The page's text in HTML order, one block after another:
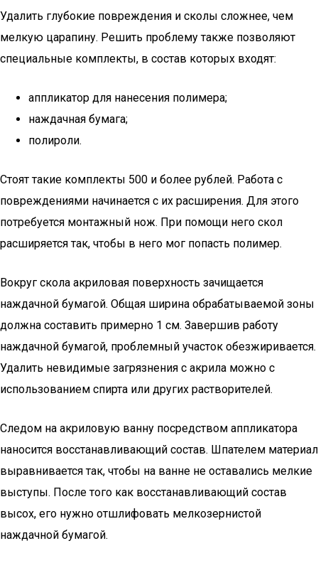
Удалить глубокие повреждения и сколы сложнее, чем
мелкую царапину. Решить проблему также позволяют
специальные комплекты, в состав которых входят:
аппликатор для нанесения полимера;
наждачная бумага;
полироли.
Стоят такие комплекты 500 и более рублей. Работа с
повреждениями начинается с их расширения. Для этого
потребуется монтажный нож. При помощи него скол
расширяется так, чтобы в него мог попасть полимер.
Вокруг скола акриловая поверхность зачищается
наждачной бумагой. Общая ширина обрабатываемой зоны
должна составить примерно 1 см. Завершив работу
наждачной бумагой, проблемный участок обезжиривается.
Удалить невидимые загрязнения с акрила можно с
использованием спирта или других растворителей.
Следом на акриловую ванну посредством аппликатора
наносится восстанавливающий состав. Шпателем материал
выравнивается так, чтобы на ванне не оставались мелкие
выступы. После того как восстанавливающий состав
высох, его нужно отшлифовать мелкозернистой
наждачной бумагой.